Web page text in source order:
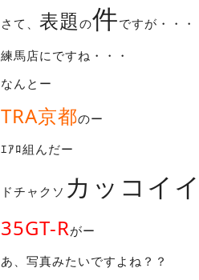
さて、 表題の件ですが・・・
練馬店にですね・・・
なんとー
TRA京都のー
ｴｱﾛ組んだー
ドチャクソ カッコイイ
35GT-Rがー
あ、写真みたいですよね？？